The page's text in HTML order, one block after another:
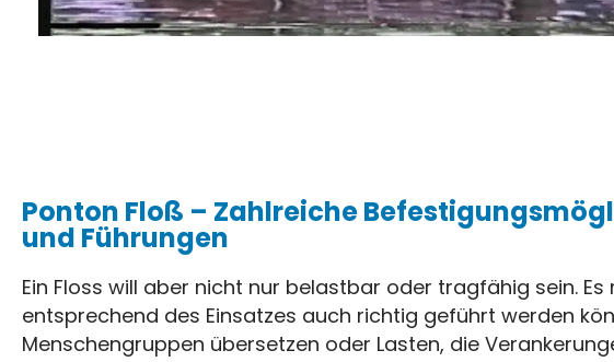
Ponton Floß – Zahlreiche
und Führungen
Ein Floss will aber nicht nur belastbar oder tragfähig sein. Es
entsprechend des Einsatzes auch richtig geführt werden
Menschengruppen übersetzen oder Lasten, die